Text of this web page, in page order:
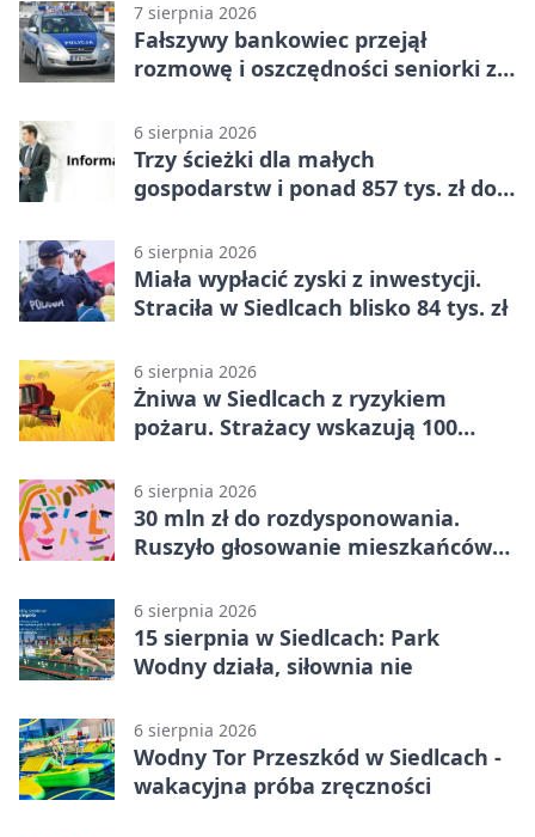
7 sierpnia 2026
Fałszywy bankowiec przejął
rozmowę i oszczędności seniorki z
6 sierpnia 2026
Trzy ścieżki dla małych
gospodarstw i ponad 857 tys. zł do
6 sierpnia 2026
Miała wypłacić zyski z inwestycji.
Straciła w Siedlcach blisko 84 tys. zł
6 sierpnia 2026
Żniwa w Siedlcach z ryzykiem
pożaru. Strażacy wskazują 100
6 sierpnia 2026
30 mln zł do rozdysponowania.
Ruszyło głosowanie mieszkańców
6 sierpnia 2026
15 sierpnia w Siedlcach: Park
Wodny działa, siłownia nie
6 sierpnia 2026
Wodny Tor Przeszkód w Siedlcach -
wakacyjna próba zręczności